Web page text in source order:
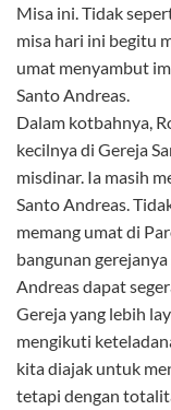
Misa ini. Tidak
misa hari ini begitu
umat menyambut
Santo Andreas.
Dalam kotbahnya,
kecilnya di Gereja
misdinar. Ia masih
Santo Andreas.
memang umat di
bangunan
Andreas dapat
Gereja yang lebih
mengikuti
kita diajak untuk
tetapi dengan